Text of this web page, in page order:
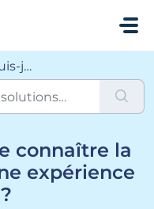
expé...
connaître la
expérience